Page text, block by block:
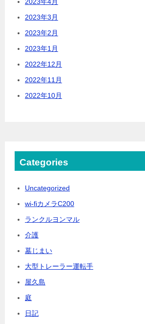
2023年3月
2023年2月
2023年1月
2022年12月
2022年11月
2022年10月
Categories
Uncategorized
wi-fiカメラC200
ランクルヨンマル
介護
墓じまい
大型トレーラー運転手
屋久島
庭
日記